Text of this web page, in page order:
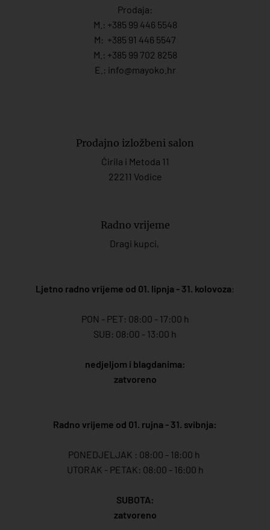
Prodaja:
M.: +385 99 446 5548
M: +385 91 446 5547
M.: +385 99 702 8258
E.: info@mayoko. hr
Prodajno izložbeni salon
Ćirila i Metoda 11
22211 Vodice
Radno vrijeme
Dragi kupci,
Ljetno radno vrijeme od 01. lipnja - 31. kolovoza:
PON - PET: 08:00 - 17:00 h
SUB: 08:00 - 13:00 h
nedjeljom i blagdanima:
zatvoreno
Radno vrijeme od 01. rujna - 31. svibnja:
PONEDJELJAK : 08:00 - 18:00 h
UTORAK - PETAK: 08:00 - 16:00 h
SUBOTA:
zatvoreno